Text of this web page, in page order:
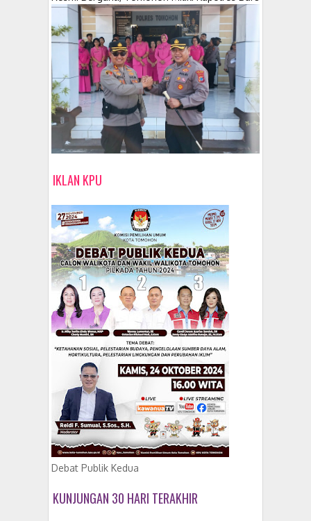
IKLAN KPU
Debat Publik Kedua
KUNJUNGAN 30 HARI TERAKHIR